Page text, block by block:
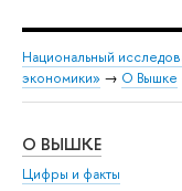
Национальный
экономики» → О Вышке
О ВЫШКЕ
Цифры и факты